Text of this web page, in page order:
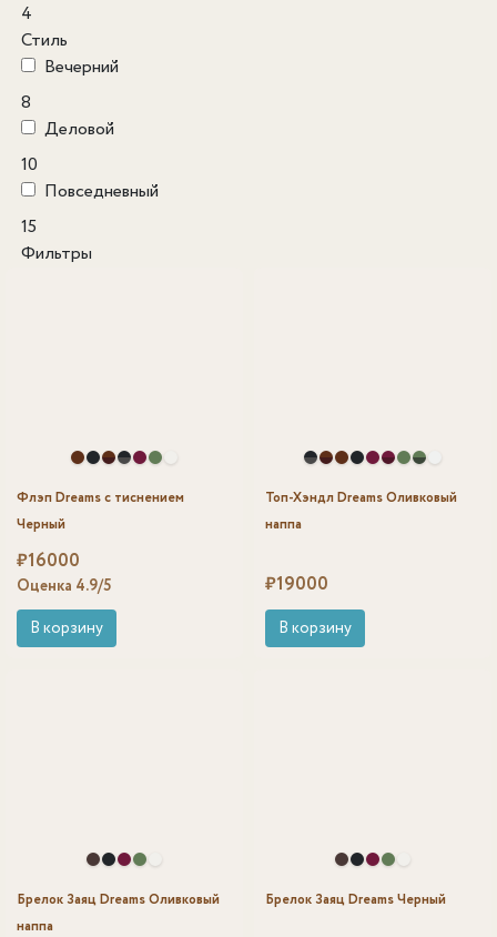
4
Стиль
Вечерний
8
Деловой
10
Повседневный
15
Фильтры
Флэп Dreams с тиснением
Черный
₽16000
Оценка 4.9/5
В корзину
Топ-Хэндл Dreams Оливковый
наппа
₽19000
В корзину
Брелок Заяц Dreams Оливковый
наппа
Брелок Заяц Dreams Черный